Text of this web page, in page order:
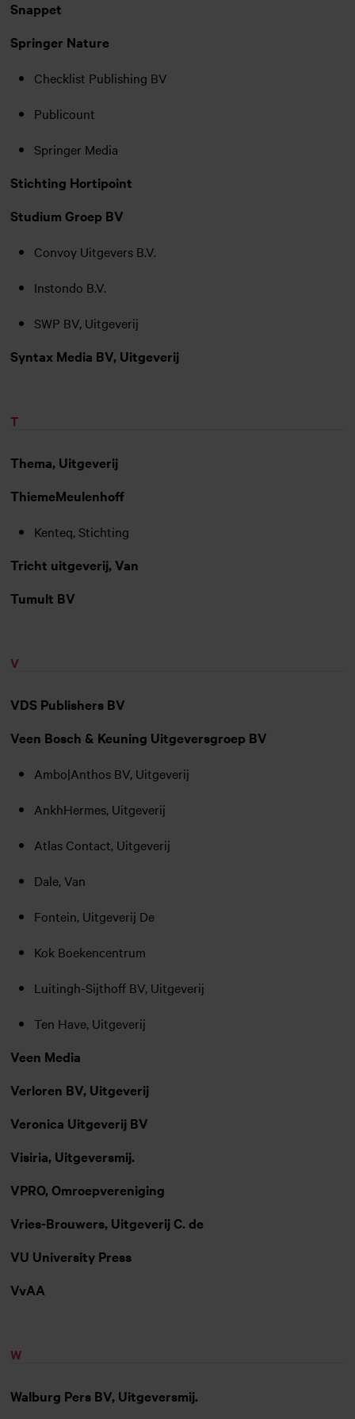
Snappet
Springer Nature
Checklist Publishing BV
Publicount
Springer Media
Stichting Hortipoint
Studium Groep BV
Convoy Uitgevers B.V.
Instondo B.V.
SWP BV, Uitgeverij
Syntax Media BV, Uitgeverij
T
Thema, Uitgeverij
ThiemeMeulenhoff
Kenteq, Stichting
Tricht uitgeverij, Van
Tumult BV
V
VDS Publishers BV
Veen Bosch & Keuning Uitgeversgroep BV
Ambo|Anthos BV, Uitgeverij
AnkhHermes, Uitgeverij
Atlas Contact, Uitgeverij
Dale, Van
Fontein, Uitgeverij De
Kok Boekencentrum
Luitingh-Sijthoff BV, Uitgeverij
Ten Have, Uitgeverij
Veen Media
Verloren BV, Uitgeverij
Veronica Uitgeverij BV
Visiria, Uitgeversmij.
VPRO, Omroepvereniging
Vries-Brouwers, Uitgeverij C. de
VU University Press
VvAA
W
Walburg Pers BV, Uitgeversmij.